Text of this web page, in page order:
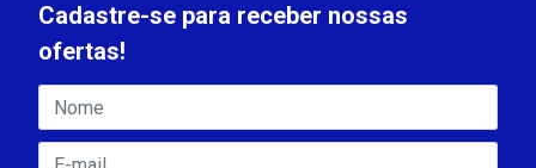
Cadastre-se para receber nossas
ofertas!